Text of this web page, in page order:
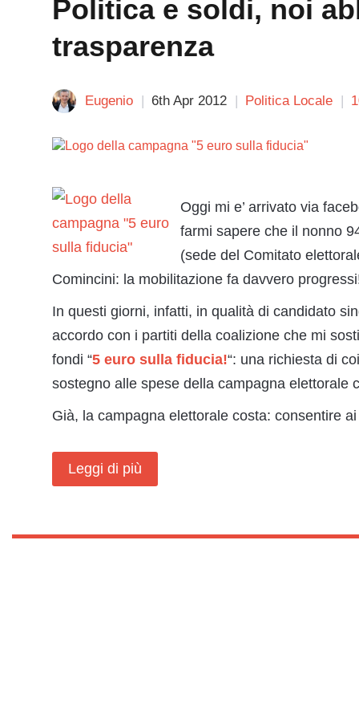
Politica e soldi, noi
trasparenza
Eugenio 6th Apr 2012 Politica Locale
Oggi mi e’ arrivato via
farmi sapere che il nonno
(sede del Comitato
Comincini: la mobilitazione fa davvero
In questi giorni, infatti, in qualità di candidato
accordo con i partiti della coalizione che mi
fondi “5 euro sulla fiducia!“: una richiesta di
sostegno alle spese della campagna elettorale
Già, la campagna elettorale costa: consentire
Leggi di più